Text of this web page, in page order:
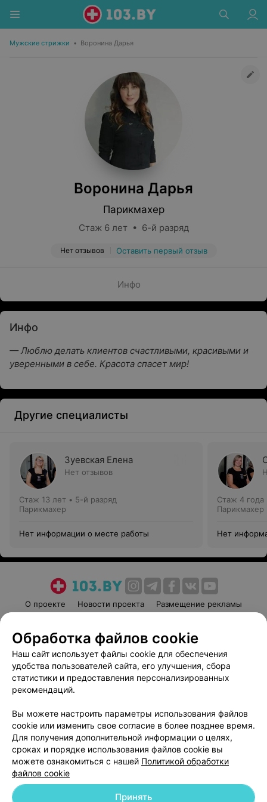
Мужские стрижки • Воронина Дарья
Воронина Дарья
Парикмахер
Стаж 6 лет • 6-й разряд
Нет отзывов Оставить первый отзыв
Инфо
Инфо
— Люблю делать клиентов счастливыми, красивыми и
уверенными в себе. Красота спасет мир!
Другие специалисты
Зуевская Елена
Нет отзывов
Стаж 13 лет • 5-й разряд
Парикмахер
Нет информации о месте работы
Стаж 4 года
Парикмахер
Нет
О проекте Новости проекта
Размещение рекламы
Пользовательское соглашение
Способы оплаты
Вакансии
Партнеры
Написать руководителю 103.by
Обработка персональных данных
Обработка файлов cookie
Наш сайт использует файлы cookie для обеспечения
удобства пользователей сайта, его улучшения, сбора
статистики и предоставления персонализированных
рекомендаций.
Вы можете настроить параметры использования файлов
cookie или изменить свое согласие в более позднее время.
Для получения дополнительной информации о целях,
сроках и порядке использования файлов cookie вы
можете ознакомиться с нашей Политикой обработки
файлов cookie
Принять